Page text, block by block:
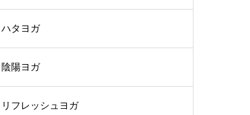
ハタヨガ
陰陽ヨガ
リフレッシュヨガ